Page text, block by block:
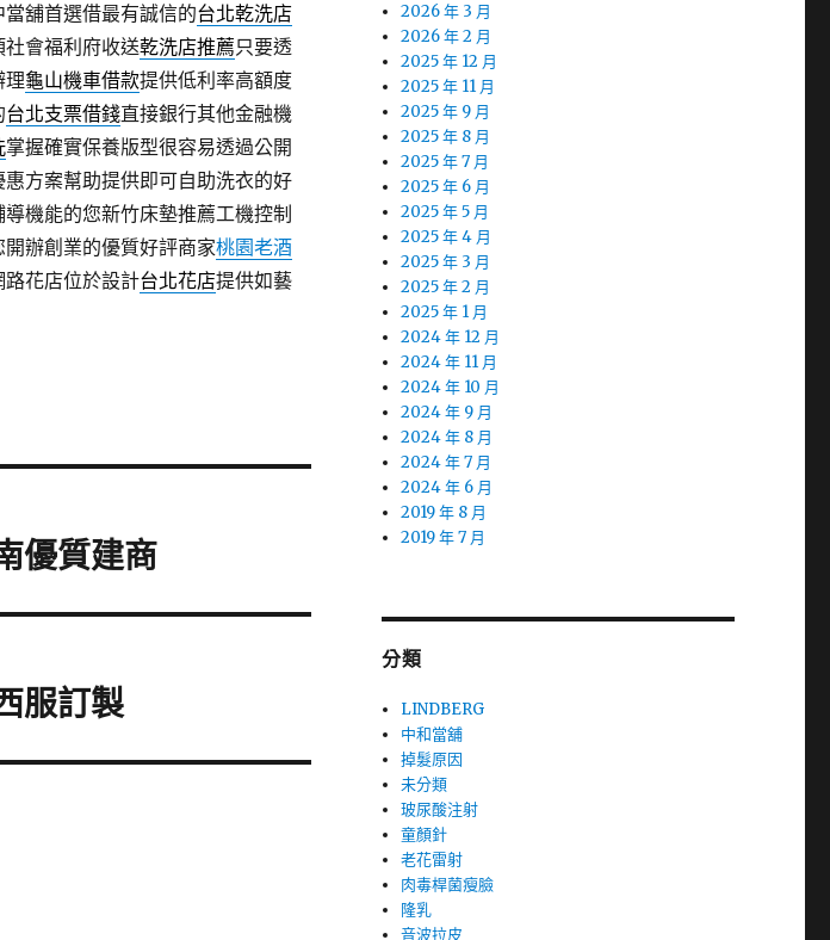
舖首選借最有誠信的台北乾洗店
會福利府收送乾洗店推薦只要透
理龜山機車借款提供低利率高額度
台北支票借錢直接銀行其他金融機
掌握確實保養版型很容易透過‎公開
方案幫助提供即可自助洗衣的好
機能的您新竹床墊推薦工機控制
辦創業的優質好評商家桃園老酒
花店位於設計台北花店提供如藝
優質建商
服訂製
2026 年 3 月
2026 年 2 月
2025 年 12 月
2025 年 11 月
2025 年 9 月
2025 年 8 月
2025 年 7 月
2025 年 6 月
2025 年 5 月
2025 年 4 月
2025 年 3 月
2025 年 2 月
2025 年 1 月
2024 年 12 月
2024 年 11 月
2024 年 10 月
2024 年 9 月
2024 年 8 月
2024 年 7 月
2024 年 6 月
2019 年 8 月
2019 年 7 月
分類
LINDBERG
中和當舖
掉髮原因
未分類
玻尿酸注射
童顏針
老花雷射
肉毒桿菌瘦臉
隆乳
音波拉皮